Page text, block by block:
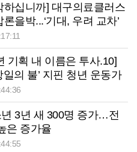
하십니까] 대구의료클러스
을박...‘기대, 우려 교차’
기획 내 이름은 투사.10]
일의 불’ 지핀 청년 운동가
3년 새 300명 증가…전
은 증가율